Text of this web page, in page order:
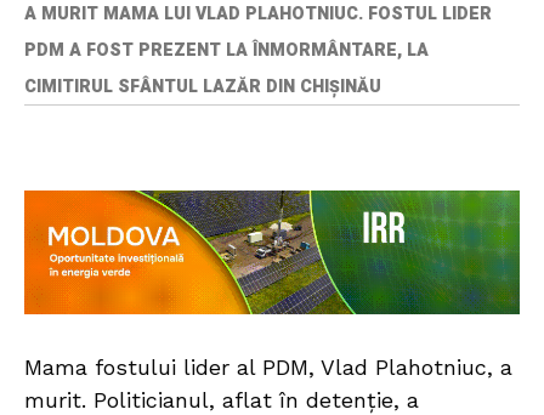
A MURIT MAMA LUI VLAD PLAHOTNIUC. FOSTUL LIDER
PDM A FOST PREZENT LA ÎNMORMÂNTARE, LA
CIMITIRUL SFÂNTUL LAZĂR DIN CHIȘINĂU
Mama fostului lider al PDM, Vlad Plahotniuc, a
murit. Politicianul, aflat în detenție, a